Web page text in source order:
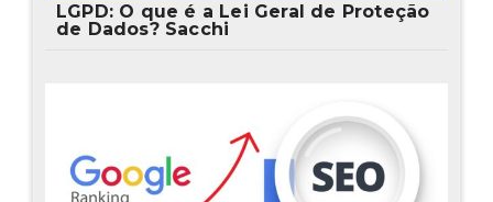
LGPD: O que é a Lei Geral de Proteção
de Dados? Sacchi